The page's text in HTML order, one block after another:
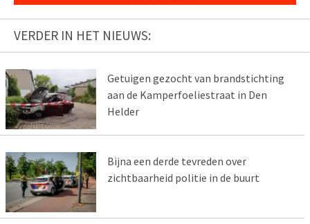
VERDER IN HET NIEUWS:
Getuigen gezocht van brandstichting
aan de Kamperfoeliestraat in Den
Helder
Bijna een derde tevreden over
zichtbaarheid politie in de buurt